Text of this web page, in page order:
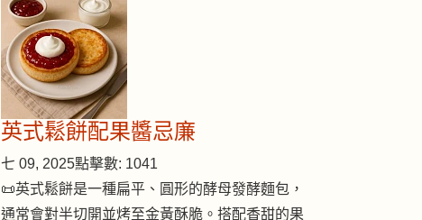
英式鬆餅配果醬忌廉
七 09, 2025點擊數: 1041
📜英式鬆餅是一種扁平、圓形的酵母發酵麵包，
通常會對半切開並烤至金黃酥脆。搭配香甜的果